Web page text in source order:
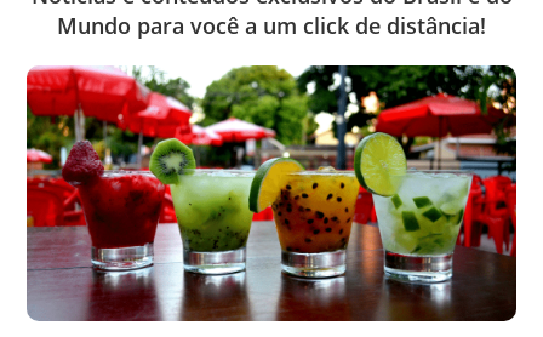
Mundo para você a um click de distância!